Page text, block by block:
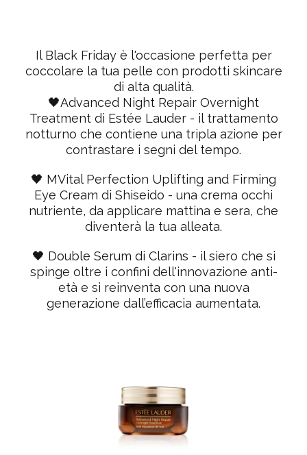
Il Black Friday è l'occasione perfetta per
coccolare la tua pelle con prodotti skincare
di alta qualità.
🖤Advanced Night Repair Overnight
Treatment di Estée Lauder- il trattamento
notturno che contiene una tripla azione per
contrastare i segni del tempo.
🖤 MVital Perfection Uplifting and Firming
Eye Cream di Shiseido - una crema occhi
nutriente, da applicare mattina e sera, che
diventerà la tua alleata.
🖤 Double Serum di Clarins - il siero che si
spinge oltre i confini dell'innovazione anti-
età e si reinventa con una nuova
generazione dall’efficacia aumentata.